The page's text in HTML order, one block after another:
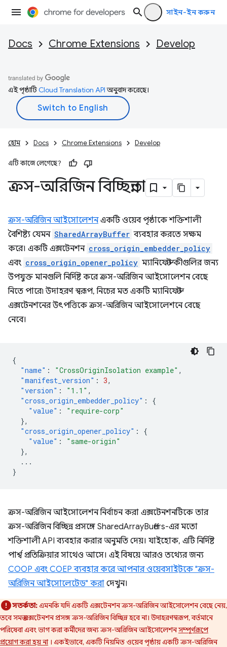
সাইন-ইন করুন
Docs Chrome Extensions Develop
এই পৃষ্ঠাটিCloud Translation APIঅনুবাদ করেছে।
হোম Docs Chrome Extensions Develop
এটি কাজে লেগেছে?
ক্রস-অরিজিন বিচ্ছিন্নতা
ক্রস-অরিজিন আইসোলেশনএকটি ওয়েব পৃষ্ঠাকে শক্তিশালী
বৈশিষ্ট্য যেমন SharedArrayBuffer ব্যবহার করতে সক্ষম
করে। একটি এক্সটেনশন cross_origin_embedder_policy
এবং cross_origin_opener_policy ম্যানিফেস্ট কীগুলির জন্য
উপযুক্ত মানগুলি নির্দিষ্ট করে ক্রস-অরিজিন আইসোলেশন বেছে
নিতে পারে৷ উদাহরণ স্বরূপ, নিচের মত একটি ম্যানিফেস্ট
এক্সটেনশনের উৎপত্তিকে ক্রস-অরিজিন আইসোলেশনে বেছে
নেবে।
{
"name" : "CrossOriginIsolation example" ,
"manifest_version" : 3,
"version" : "1.1" ,
"cross_origin_embedder_policy" :
{
"value" :
"require-corp"
},
"cross_origin_opener_policy" :
{
"value" :
"same-origin"
},
...
}
ক্রস-অরিজিন আইসোলেশন নির্বাচন করা এক্সটেনশনটিকে তার
ক্রস-অরিজিন বিচ্ছিন্ন প্রসঙ্গে SharedArrayBuffers-এর মতো
শক্তিশালী API ব্যবহার করার অনুমতি দেয়। যাইহোক, এটি নির্দিষ্ট
পার্শ্ব প্রতিক্রিয়ার সাথেও আসে। এই বিষয়ে আরও তথ্যের জন্য
COOP এবং COEP ব্যবহার করে আপনার ওয়েবসাইটকে "ক্রস-
অরিজিন আইসোলেটেড" করা দেখুন।
সতর্কতা:এমনকি যদি একটি এক্সটেনশন ক্রস-অরিজিন আইসোলেশন বেছে নেয়,
তবে সমস্ত এক্সটেনশন প্রসঙ্গ ক্রস-অরিজিন বিচ্ছিন্ন হবে না। উদাহরণস্বরূপ, বর্তমানে
পরিষেবা এবং ভাগ করা কর্মীদের জন্য ক্রস-অরিজিন আইসোলেশনসম্পূর্ণরূপে
প্রয়োগ করা হয় না। একইভাবে, একটি নিয়মিত ওয়েব পৃষ্ঠায় একটি ক্রস-অরিজিন